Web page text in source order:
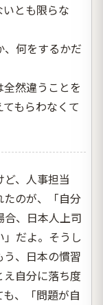
とも限らな
、何をするかだ
然違うことを
もらわなくて
、人事担当
たのが、「自分
合、日本人上司
だよ。そうし
、日本の慣習
自分に落ち度
、「問題が自